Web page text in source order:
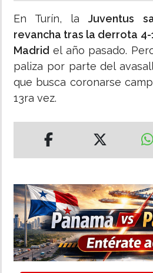
En Turín, laJuventus
revancha tras la derrota
Madrid el año pasado.
paliza por parte del
que busca coronarse
13ra vez.